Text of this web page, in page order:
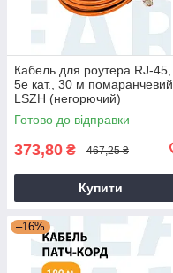
Кабель для роутера RJ-45,
5е кат., 30 м помаранчевий
LSZH (негорючий)
Готово до відправки
373,80 ₴ 467,25 ₴
Купити
–16%